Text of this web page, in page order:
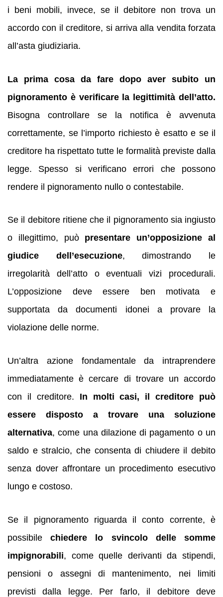
i beni mobili, invece, se il debitore non trova un
accordo con il creditore, si arriva alla vendita forzata
all’asta giudiziaria.
La prima cosa da fare dopo aver subito un
pignoramento è verificare la legittimità dell’atto.
Bisogna controllare se la notifica è avvenuta
correttamente, se l’importo richiesto è esatto e se il
creditore ha rispettato tutte le formalità previste dalla
legge. Spesso si verificano errori che possono
rendere il pignoramento nullo o contestabile.
Se il debitore ritiene che il pignoramento sia ingiusto
o illegittimo, può presentare un’opposizione al
giudice dell’esecuzione, dimostrando le
irregolarità dell’atto o eventuali vizi procedurali.
L’opposizione deve essere ben motivata e
supportata da documenti idonei a provare la
violazione delle norme.
Un’altra azione fondamentale da intraprendere
immediatamente è cercare di trovare un accordo
con il creditore. In molti casi, il creditore può
essere disposto a trovare una soluzione
alternativa, come una dilazione di pagamento o un
saldo e stralcio, che consenta di chiudere il debito
senza dover affrontare un procedimento esecutivo
lungo e costoso.
Se il pignoramento riguarda il conto corrente, è
possibilechiedere lo svincolo delle somme
impignorabili, come quelle derivanti da stipendi,
pensioni o assegni di mantenimento, nei limiti
previsti dalla legge. Per farlo, il debitore deve